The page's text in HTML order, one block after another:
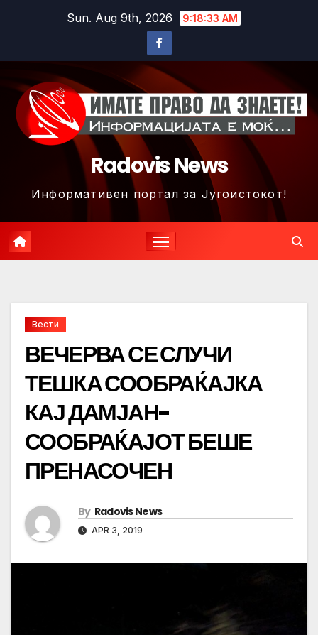
Sun. Aug 9th, 2026 9:18:36 AM
Radovis News
Информативен портал за Југоистокот!
Вести
ВЕЧЕРВА СЕ СЛУЧИ
ТЕШКА СООБРАЌАЈКА
КАЈ ДАМЈАН-
СООБРАЌАЈОТ БЕШЕ
ПРЕНАСОЧЕН
By Radovis News
APR 3, 2019